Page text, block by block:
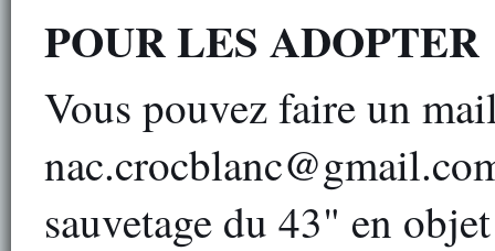
POUR LES ADOPTER
Vous pouvez faire un
sauvetage du 43" en objet